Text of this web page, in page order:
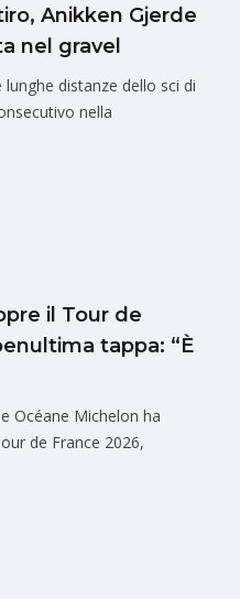
Anikken Gjerde
nel gravel
distanze dello sci di
nella
il Tour de
tappa: “È
Océane Michelon ha
de France 2026,